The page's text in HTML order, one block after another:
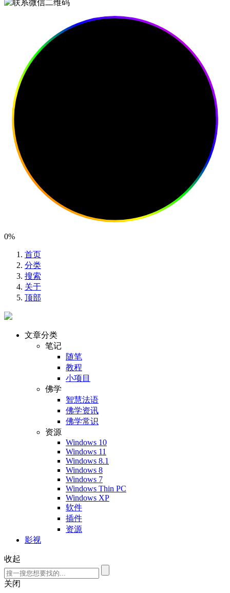
0%
首页
分类
搜索
关于
顶部
文章分类
笔记
随笔
教程
小项目
佛学
智慧法语
佛学资讯
佛学常识
资源
Windows 10
Windows 11
Windows 8.1
Windows 8
Windows 7
Windows Thin PC
Windows XP
软件
插件
资源
影视
收起
关闭